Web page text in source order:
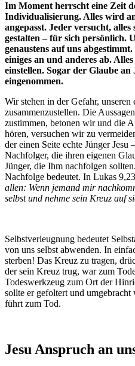
Im Moment herrscht eine Zeit
Individualisierung. Alles wird
angepasst. Jeder versucht,
gestalten – für sich persönlich.
genaustens auf uns
einiges an und anderes ab.
einstellen. Sogar der Glaube an
eingenommen.
Wir stehen in der Gefahr, unseren
zusammenzustellen. Die
zustimmen, betonen wir und die
hören, versuchen wir zu
der einen Seite echte Jünger Jesu
Nachfolger, die ihren eigenen
Jünger, die Ihm nachfolgen
Nachfolge bedeutet. In Lukas
allen: Wenn jemand mir
selbst und nehme sein Kreuz auf
Selbstverleugnung bedeutet
von uns selbst abwenden. In
sterben! Das Kreuz zu tragen,
der sein Kreuz trug, war zum
Todeswerkzeug zum Ort der
sollte er gefoltert und
führt zum Tod.
Jesu Anspruch an